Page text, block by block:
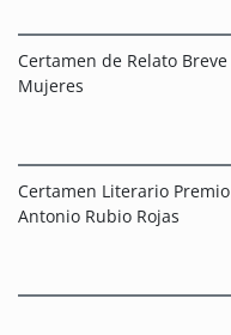
Certamen de Relato Breve
Mujeres
Certamen Literario Premio
Antonio Rubio Rojas